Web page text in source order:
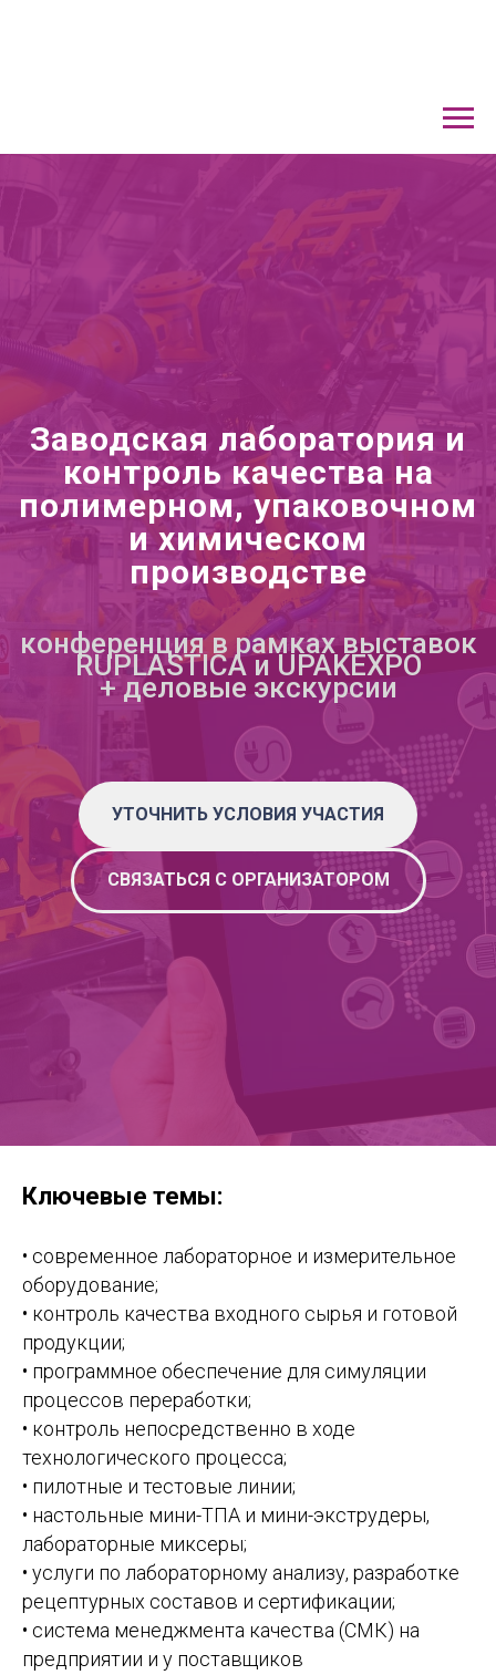
Заводская лаборатория и
контроль качества на
полимерном, упаковочном
и химическом
производстве
конференция в рамках выставок
RUPLASTICA и UPAKEXPO
+ деловые экскурсии
УТОЧНИТЬ УСЛОВИЯ УЧАСТИЯ
СВЯЗАТЬСЯ С ОРГАНИЗАТОРОМ
Ключевые темы:
• современное лабораторное и измерительное
оборудование;
• контроль качества входного сырья и готовой
продукции;
• программное обеспечение для симуляции
процессов переработки;
• контроль непосредственно в ходе
технологического процесса;
• пилотные и тестовые линии;
• настольные мини-ТПА и мини-экструдеры,
лабораторные миксеры;
• услуги по лабораторному анализу, разработке
рецептурных составов и сертификации;
• система менеджмента качества (СМК) на
предприятии и у поставщиков